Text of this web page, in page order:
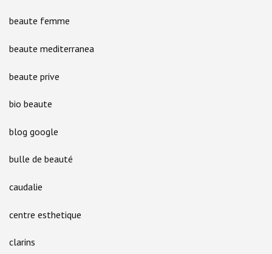
beaute femme
beaute mediterranea
beaute prive
bio beaute
blog google
bulle de beauté
caudalie
centre esthetique
clarins